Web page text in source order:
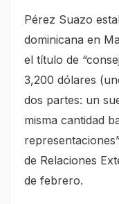
Pérez Suazo
dominicana en
el título de
3,200 dólares
dos partes: un
misma cantidad
de Relaciones
de febrero.